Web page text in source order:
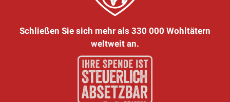
Schließen Sie sich mehr als 330 000 Wohltätern
weltweit an.